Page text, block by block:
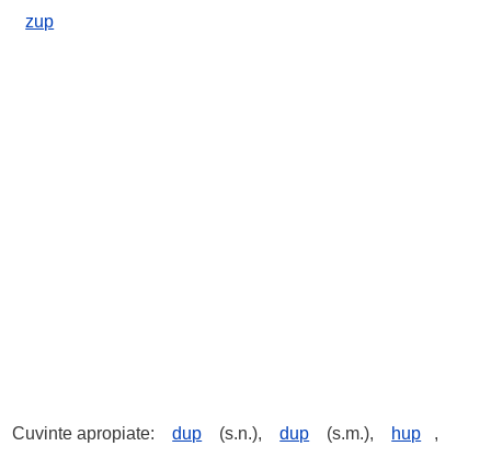
zup
Cuvinte apropiate: dup (s.n.), dup (s.m.), hup ,